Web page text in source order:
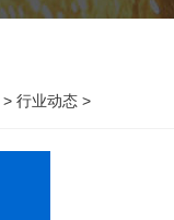
> 行业动态 >